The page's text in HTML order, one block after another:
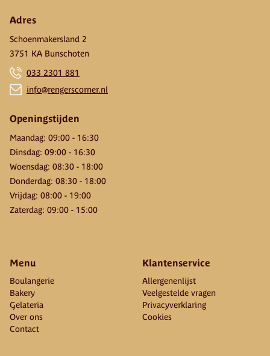
Adres
Schoenmakersland 2
3751 KA Bunschoten
033 2301 881
info@rengerscorner.nl
Openingstijden
Maandag: 09:00 - 16:30
Dinsdag: 09:00 - 16:30
Woensdag: 08:30 - 18:00
Donderdag: 08:30 - 18:00
Vrijdag: 08:00 - 19:00
Zaterdag: 09:00 - 15:00
Menu
Boulangerie
Bakery
Gelateria
Over ons
Contact
Klantenservice
Allergenenlijst
Veelgestelde vragen
Privacyverklaring
Cookies